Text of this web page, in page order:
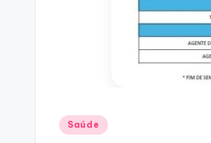
Posted
Saúde